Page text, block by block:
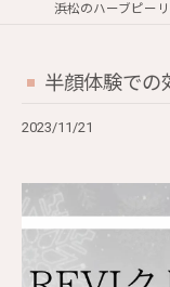
半顔体験での
2023/11/21